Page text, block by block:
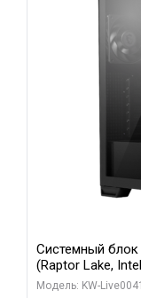
Системный блок
(Raptor Lake,
модуля)/ Palit
Модель: KW-Live0041